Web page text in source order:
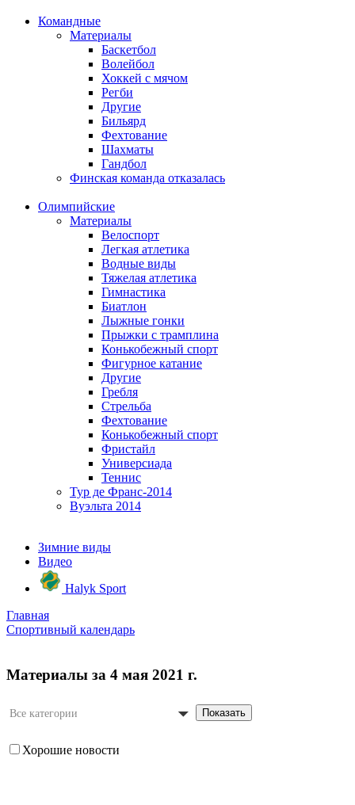
Командные
Материалы
Баскетбол
Волейбол
Хоккей с мячом
Регби
Другие
Бильярд
Фехтование
Шахматы
Гандбол
Финская команда отказалась
Олимпийские
Материалы
Велоспорт
Легкая атлетика
Водные виды
Тяжелая атлетика
Гимнастика
Биатлон
Лыжные гонки
Прыжки с трамплина
Конькобежный спорт
Фигурное катание
Другие
Гребля
Стрельба
Фехтование
Конькобежный спорт
Фристайл
Универсиада
Теннис
Тур де Франс-2014
Вуэльта 2014
Зимние виды
Видео
Halyk Sport
Главная
Спортивный календарь
Материалы за 4 мая 2021 г.
Все категории Показать
Хорошие новости